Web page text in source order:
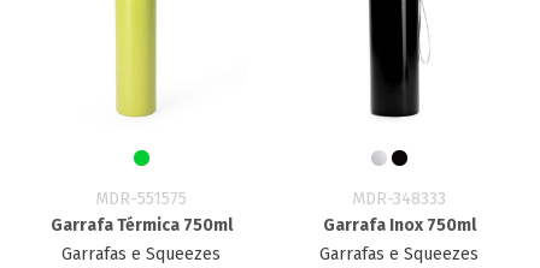
MDR-551575
Garrafa Térmica 750ml
Garrafas e Squeezes
MDR-348333
Garrafa Inox 750ml
Garrafas e Squeezes